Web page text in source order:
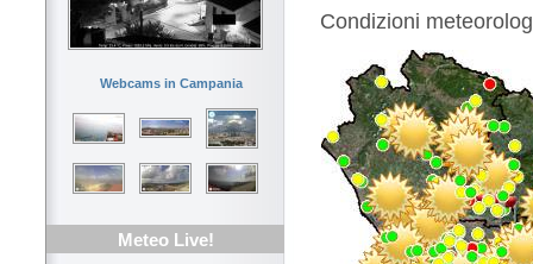
Webcams in Campania
Meteo Live!
Condizioni